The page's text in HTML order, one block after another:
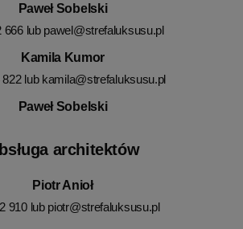
Paweł Sobelski
666 lub pawel@strefaluksusu.pl
Kamila Kumor
822 lub kamila@strefaluksusu.pl
Paweł Sobelski
architektów
Piotr Anioł
910 lub piotr@strefaluksusu.pl